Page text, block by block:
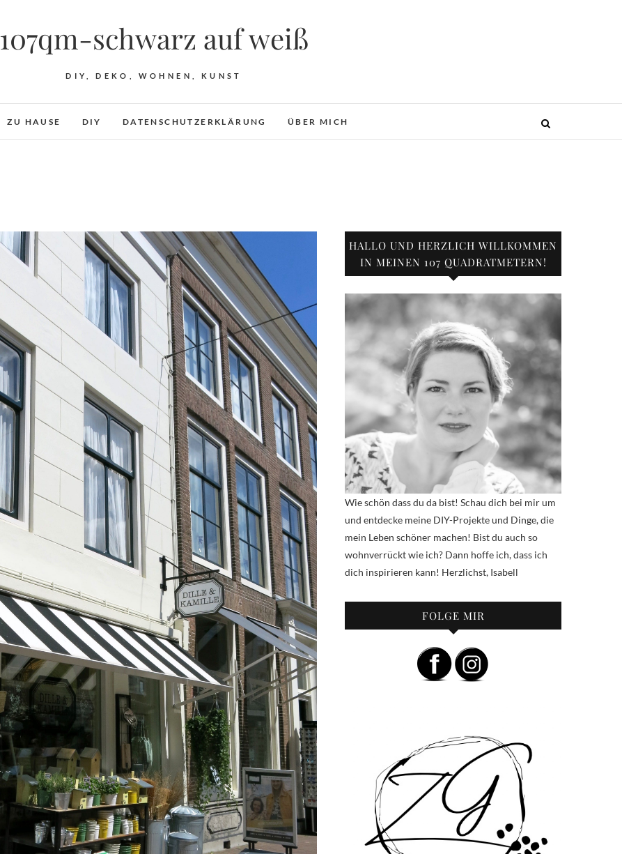
107qm-schwarz auf weiß
DIY, DEKO, WOHNEN, KUNST
ZU HAUSE DIY DATENSCHUTZERKLÄRUNG ÜBER MICH
HALLO UND HERZLICH WILLKOMMEN
IN MEINEN 107 QUADRATMETERN!
Wie schön dass du da bist! Schau dich bei mir um
und entdecke meine DIY-Projekte und Dinge, die
mein Leben schöner machen! Bist du auch so
wohnverrückt wie ich? Dann hoffe ich, dass ich
dich inspirieren kann! Herzlichst, Isabell
FOLGE MIR